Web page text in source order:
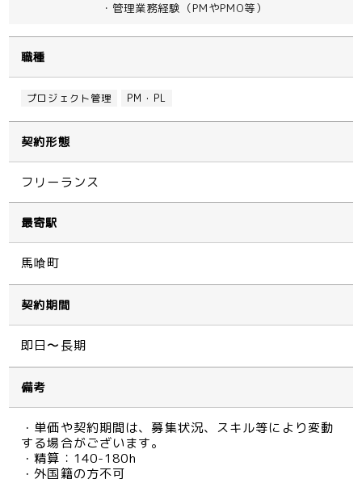
・管理業務経験（PMやPMO等）
職種
プロジェクト管理 PM・PL
契約形態
フリーランス
最寄駅
馬喰町
契約期間
即日〜長期
備考
・単価や契約期間は、募集状況、スキル等により変動
する場合がございます。
・精算：140-180h
・外国籍の方不可